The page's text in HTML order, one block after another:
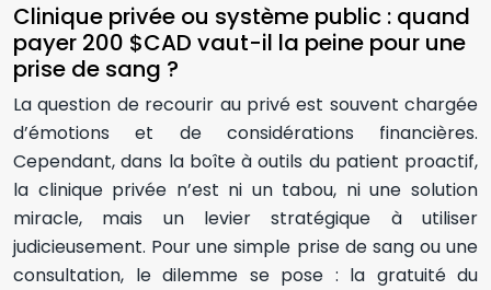
Clinique privée ou système public : quand
payer 200 $CAD vaut-il la peine pour une
prise de sang ?
La question de recourir au privé est souvent chargée
d’émotions et de considérations financières.
Cependant, dans la boîte à outils du patient proactif,
la clinique privée n’est ni un tabou, ni une solution
miracle, mais un levier stratégique à utiliser
judicieusement. Pour une simple prise de sang ou une
consultation, le dilemme se pose : la gratuité du